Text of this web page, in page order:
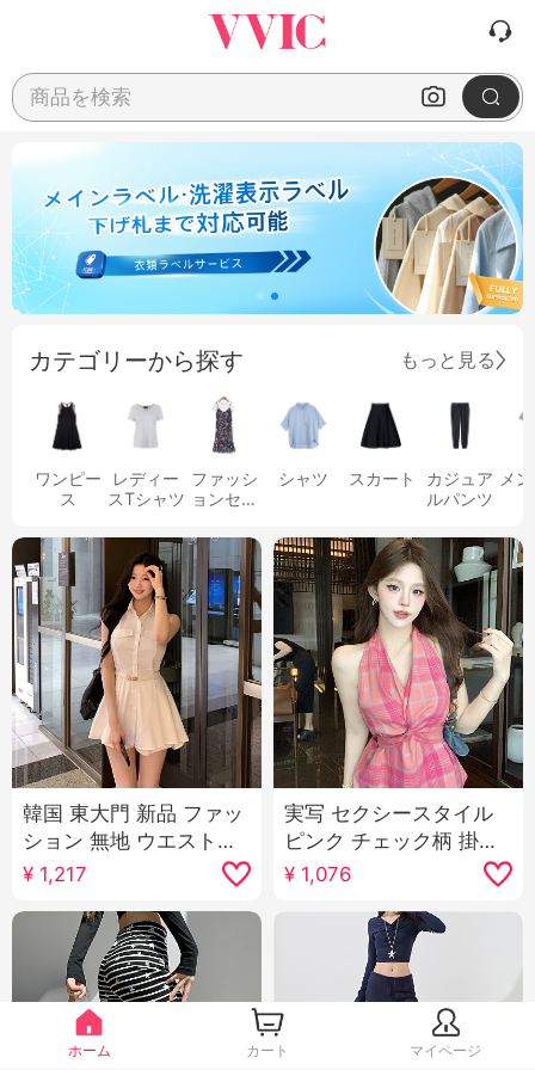
商品を検索
カテゴリーから探す もっと見る
ワンピー
ス
レディー
スTシャツ
ファッシ
ョンセッ
シャツ スカート
カジュア
ルパンツ
メ
韓国 東大門 新品 ファッ
ション 無地 ウエストシ
ェイプ セクシー 表示 ボ
ディピース ミドル丈 シ
ャツ ショートパンツ セ
ットアップ 女性用
¥ 1,217
実写 セクシースタイル
ピンク チェック柄 掛け
首 ベスト マイナー デザ
イン 感 不規則 ツイスト
レースアップ トップス
¥ 1,076
ホーム カート マイページ